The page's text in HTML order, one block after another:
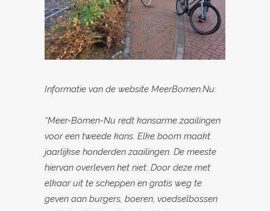
Informatie van de website MeerBomen.Nu:
“Meer-Bomen-Nu redt kansarme zaailingen
voor een tweede kans. Elke boom maakt
jaarlijkse honderden zaailingen. De meeste
hiervan overleven het niet. Door deze met
elkaar uit te scheppen en gratis weg te
geven aan burgers, boeren, voedselbossen